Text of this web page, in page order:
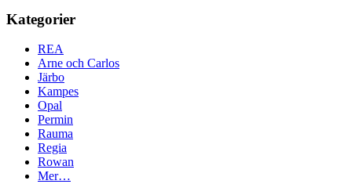
Kategorier
REA
Arne och Carlos
Järbo
Kampes
Opal
Permin
Rauma
Regia
Rowan
Mer…